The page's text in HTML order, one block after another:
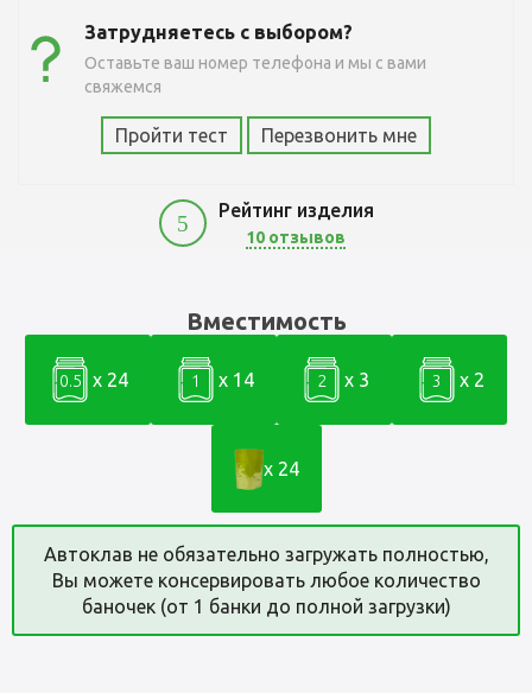
Затрудняетесь с выбором?
Оставьте ваш номер телефона и мы с вами
свяжемся
Пройти тест Перезвонить мне
5
Рейтинг изделия
10 отзывов
Вместимость
0.5 x 24 1 x 14 2 x 3 3 x 2
x 24
Автоклав не обязательно загружать полностью,
Вы можете консервировать любое количество
баночек (от 1 банки до полной загрузки)